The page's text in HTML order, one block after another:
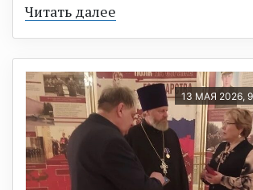
Читать далее
13 МАЯ 2026,